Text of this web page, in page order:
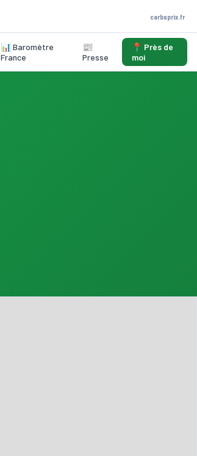
carbuprix.fr
📊 Baromètre
France
📰
Presse
📍 Près de
moi